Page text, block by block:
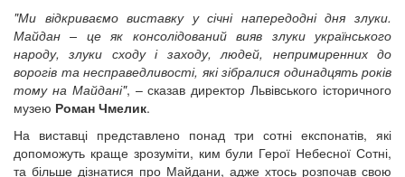
"Ми відкриваємо виставку у січні напередодні дня злуки.
Майдан – це як консолідований вияв злуки українського
народу, злуки сходу і заходу, людей, непримиренних до
ворогів та несправедливості, які зібралися одинадцять років
тому на Майдані", – сказав директор Львівського історичного
музею Роман Чмелик.
На виставці представлено понад три сотні експонатів, які
допоможуть краще зрозуміти, ким були Герої Небесної Сотні,
та більше дізнатися про Майдани, адже хтось розпочав свою